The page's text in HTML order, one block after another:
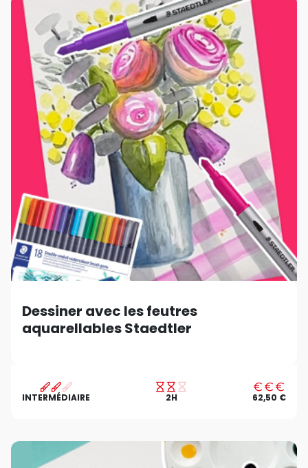
Dessiner avec les feutres
aquarellables Staedtler
INTERMÉDIAIRE 2H 62,50 €